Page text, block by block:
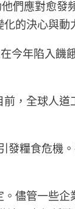
們應對愈發
的決心與動
今年陷入饑
，全球人道
發糧食危機
儘管一些企